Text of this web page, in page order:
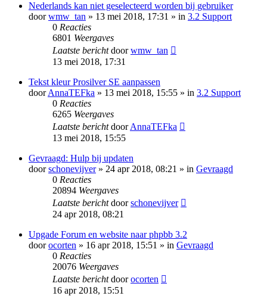
Nederlands kan niet geselecteerd worden bij gebruiker
doorwmw_tan » 13 mei 2018, 17:31 » in 3.2 Support
0 Reacties
6801 Weergaves
Laatste berichtdoorwmw_tan
13 mei 2018, 17:31
Tekst kleur Prosilver SE aanpassen
doorAnnaTEFka » 13 mei 2018, 15:55 » in 3.2 Support
0 Reacties
6265 Weergaves
Laatste berichtdoorAnnaTEFka
13 mei 2018, 15:55
Gevraagd: Hulp bij updaten
doorschonevijver» 24 apr 2018, 08:21 » in Gevraagd
0 Reacties
20894 Weergaves
Laatste berichtdoorschonevijver
24 apr 2018, 08:21
Upgade Forum en website naar phpbb 3.2
doorocorten » 16 apr 2018, 15:51 » in Gevraagd
0 Reacties
20076 Weergaves
Laatste berichtdoorocorten
16 apr 2018, 15:51